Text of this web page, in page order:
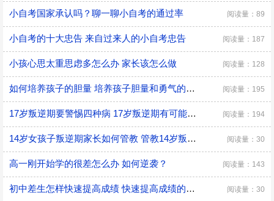
小自考国家承认吗？聊一聊小自考的通过率 阅读量：89
小自考的十大忠告 来自过来人的小自考忠告 阅读量：187
小孩心思太重思虑多怎么办 家长该怎么做 阅读量：128
如何培养孩子的胆量 培养孩子胆量和勇气的方法 阅读量：195
17岁叛逆期要警惕四种病 17岁叛逆期有可能会得什么病 阅读量：194
14岁女孩子叛逆期家长如何管教 管教14岁叛逆期女孩子的方法 阅读量：30
高一刚开始学的很差怎么办 如何逆袭？ 阅读量：143
初中差生怎样快速提高成绩 快速提高成绩的方法介绍 阅读量：30